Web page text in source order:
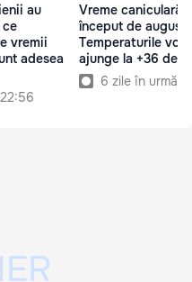
au
ce
vremii
adesea
Vreme caniculară
început de august:
Temperaturile vor
ajunge la +36 de
6 zile în urmă